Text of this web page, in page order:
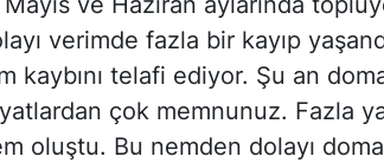
verimde fazla bir kayıp
kaybını telafi ediyor. Şu an
çok memnunuz. Fazla
oluştu. Bu nemden dolayı